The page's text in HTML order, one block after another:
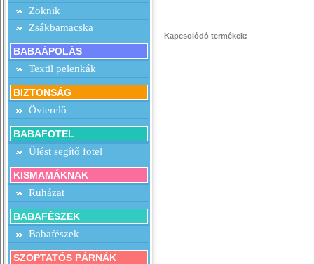
Zoknik
Zsákbamacska
BABAÁPOLÁS
Textil pelenkák
BIZTONSÁG
Övterelő
BABAFOTEL
Ülést segítő fotel
KISMAMÁKNAK
Ruházat
BABAFÉSZEK
Babafészek
SZOPTATÓS PÁRNÁK
Kapcsolódó termékek: